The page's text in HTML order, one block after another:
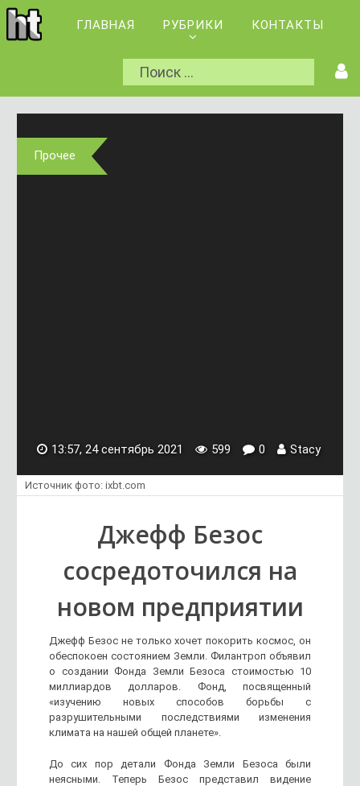
ГЛАВНАЯ РУБРИКИ КОНТАКТЫ
Прочее
13:57, 24 сентябрь 2021 599 0 Stacy
Источник фото: ixbt.com
Джефф Безос
сосредоточился на
новом предприятии
Джефф Безос не только хочет покорить космос, он
обеспокоен состоянием Земли. Филантроп объявил
о создании Фонда Земли Безоса стоимостью 10
миллиардов долларов. Фонд, посвященный
«изучению новых способов борьбы с
разрушительными последствиями изменения
климата на нашей общей планете».
До сих пор детали Фонда Земли Безоса были
неясными. Теперь Безос представил видение